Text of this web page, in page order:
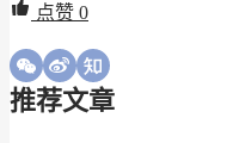
点赞 0
推荐文章